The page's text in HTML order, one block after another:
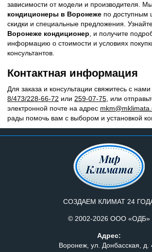
зависимости от модели и производителя.
кондиционеры в Воронеже по доступным
скидки и специальные предложения.
Воронеже кондиционер, и получите
информацию о стоимости и условиях
консультантов.
Контактная информация
Для заказа и консультации свяжитесь с
8/473/228-66-72 или 259-07-75, или
электронной почте на адрес
рады помочь вам с выбором и установкой
СОЗДАЕМ КЛИМАТ 24
© 2002-2026 ООО «ОДБ»
Адрес:
Воронеж, ул. Донбасская, д.